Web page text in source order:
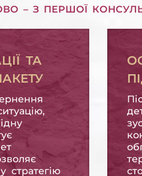
– З ПЕРШОЇ
ТА
стратегію